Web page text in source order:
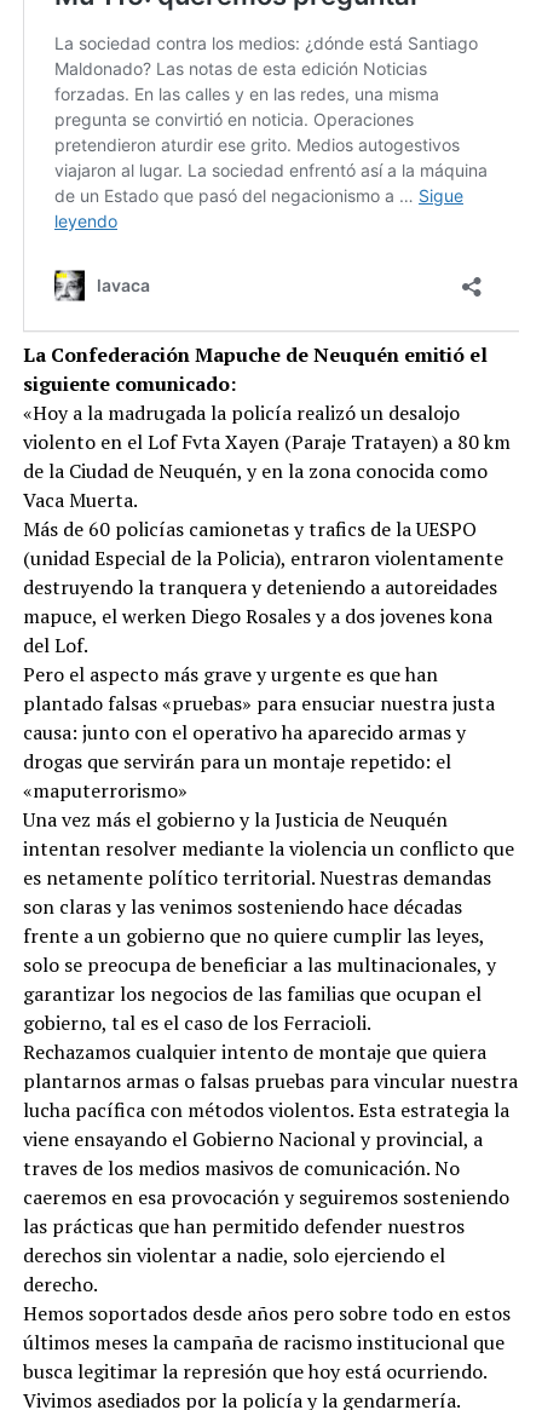
La Confederación Mapuche de Neuquén emitió el
siguiente comunicado:
«Hoy a la madrugada la policía realizó un desalojo
violento en el Lof Fvta Xayen (Paraje Tratayen) a 80 km
de la Ciudad de Neuquén, y en la zona conocida como
Vaca Muerta.
Más de 60 policías camionetas y trafics de la UESPO
(unidad Especial de la Policia), entraron violentamente
destruyendo la tranquera y deteniendo a autoreidades
mapuce, el werken Diego Rosales y a dos jovenes kona
del Lof.
Pero el aspecto más grave y urgente es que han
plantado falsas «pruebas» para ensuciar nuestra justa
causa: junto con el operativo ha aparecido armas y
drogas que servirán para un montaje repetido: el
«maputerrorismo»
Una vez más el gobierno y la Justicia de Neuquén
intentan resolver mediante la violencia un conflicto que
es netamente político territorial. Nuestras demandas
son claras y las venimos sosteniendo hace décadas
frente a un gobierno que no quiere cumplir las leyes,
solo se preocupa de beneficiar a las multinacionales, y
garantizar los negocios de las familias que ocupan el
gobierno, tal es el caso de los Ferracioli.
Rechazamos cualquier intento de montaje que quiera
plantarnos armas o falsas pruebas para vincular nuestra
lucha pacífica con métodos violentos. Esta estrategia la
viene ensayando el Gobierno Nacional y provincial, a
traves de los medios masivos de comunicación. No
caeremos en esa provocación y seguiremos sosteniendo
las prácticas que han permitido defender nuestros
derechos sin violentar a nadie, solo ejerciendo el
derecho.
Hemos soportados desde años pero sobre todo en estos
últimos meses la campaña de racismo institucional que
busca legitimar la represión que hoy está ocurriendo.
Vivimos asediados por la policía y la gendarmería.